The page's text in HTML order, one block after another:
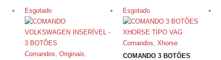
Esgotado
Comandos Originais
Esgotado
Comandos Xhorse
COMANDO 3 BOTÕES